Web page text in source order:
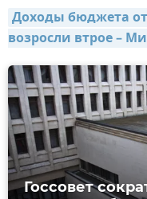
Доходы бюджета
возросли втрое –
Госсовет